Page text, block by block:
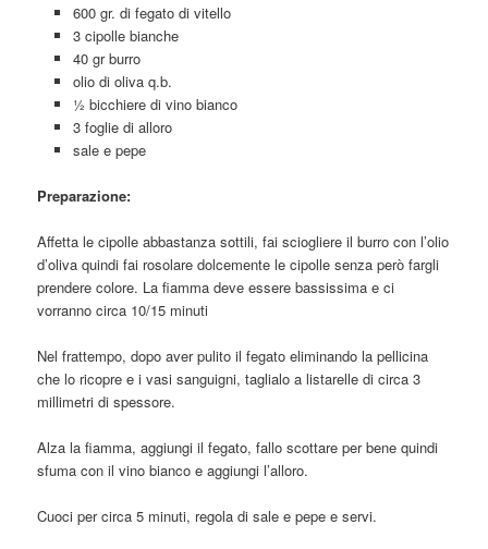
600 gr. di fegato di vitello
3 cipolle bianche
40 gr burro
olio di oliva q.b.
½ bicchiere di vino bianco
3 foglie di alloro
sale e pepe
Preparazione:
Affetta le cipolle abbastanza sottili, fai sciogliere il burro con l’olio
d’oliva quindi fai rosolare dolcemente le cipolle senza però fargli
prendere colore. La fiamma deve essere bassissima e ci
vorranno circa 10/15 minuti
Nel frattempo, dopo aver pulito il fegato eliminando la pellicina
che lo ricopre e i vasi sanguigni, taglialo a listarelle di circa 3
millimetri di spessore.
Alza la fiamma, aggiungi il fegato, fallo scottare per bene quindi
sfuma con il vino bianco e aggiungi l’alloro.
Cuoci per circa 5 minuti, regola di sale e pepe e servi.